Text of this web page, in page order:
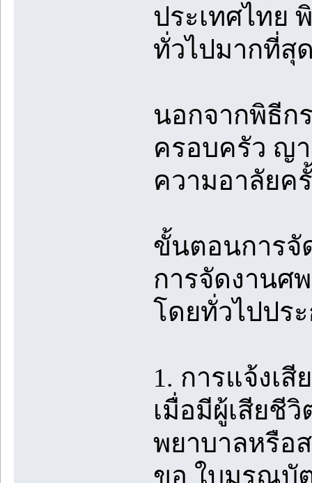
ประเทศไทย
ทั่วไปมากที่สุ
นอกจากพิธีก
ครอบครัว ญ
ความอาลัยค
ขั้นตอนการจั
การจัดงานศ
โดยทั่วไปปร
1. การแจ้งเ
เมื่อมีผู้เสียชี
พยาบาลหรือ
ขอ ใบมรณบัต